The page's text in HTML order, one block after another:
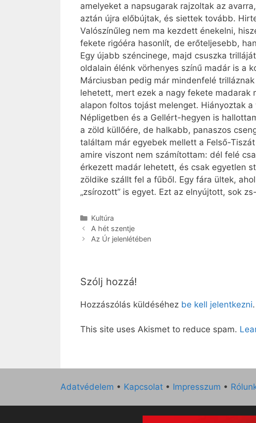
amelyeket a napsugarak rajzoltak az
aztán újra előbújtak, és siettek tovább.
Valószínűleg nem ma kezdett énekelni,
fekete rigóéra hasonlít, de erőteljesebb,
Egy újabb széncinege, majd csuszka
oldalain élénk vörhenyes színű madár is a
Márciusban pedig már mindenfelé
lehetett, mert ezek a nagy fekete madarak
alapon foltos tojást melenget. Hiányoztak
Népligetben és a Gellért-hegyen is
a zöld küllőére, de halkabb, panaszos
találtam már egyebek mellett a Felső-
amire viszont nem számítottam: dél felé
érkezett madár lehetett, és csak egyetlen
zöldike szállt fel a fűből. Egy fára ültek,
„zsírozott” is egyet. Ezt az elnyújtott, sok
Kategória
Kultúra
A hét szentje
Az Úr jelenlétében
Szólj hozzá!
Hozzászólás küldéséhez be kell jelentkezni.
This site uses Akismet to reduce spam.
Adatvédelem • Kapcsolat • Impresszum •